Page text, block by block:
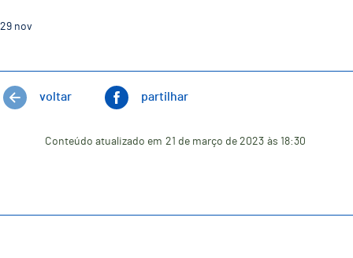
29 nov
voltar partilhar
Conteúdo atualizado em 21 de março de 2023 às 18:30